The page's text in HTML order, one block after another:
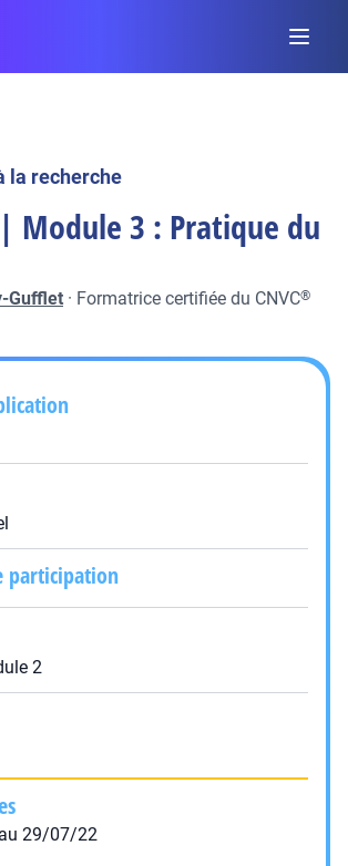
la recherche
Module 3 : Pratique du
Gufflet · Formatrice certifiée du CNVC®
participation
2
29/07/22